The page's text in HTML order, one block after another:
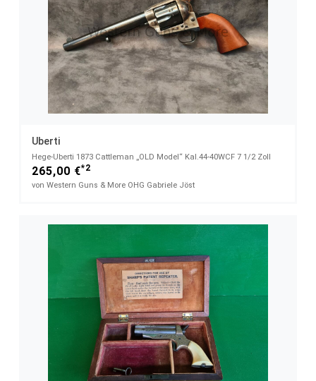
Uberti
Hege-Uberti 1873 Cattleman „OLD Model“ Kal.44-40WCF 7 1/2 Zoll
265,00 €*2
von Western Guns & More OHG Gabriele Jöst